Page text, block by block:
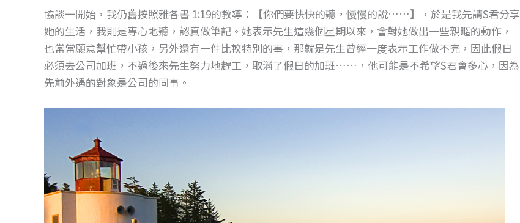
協談一開始，我仍舊按照雅各書 1:19的教導：【你們要快快的聽，慢慢的說……】，於是我先請S君分享
她的生活，我則是專心地聽，認真做筆記。她表示先生這幾個星期以來，會對她做出一些親暱的動作，
也常常願意幫忙帶小孩，另外還有一件比較特別的事，那就是先生曾經一度表示工作做不完，因此假日
必須去公司加班，不過後來先生努力地趕工，取消了假日的加班……，他可能是不希望S君會多心，因為
先前外遇的對象是公司的同事。